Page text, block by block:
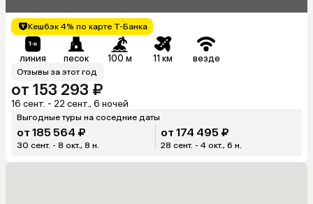
Кешбэк 4% по карте Т-Банка
линия песок 100 м 11 км везде
Отзывы за этот год
от 153 293 ₽
16 сент. - 22 сент., 6 ночей
Выгодные туры на соседние даты
от 185 564 ₽
30 сент. - 8 окт., 8 н.
от 174 495 ₽
28 сент. - 4 окт., 6 н.